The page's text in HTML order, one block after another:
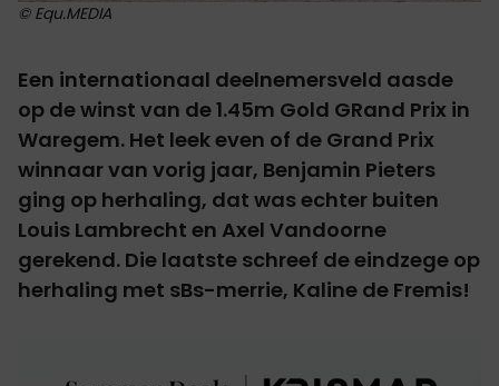
© Equ.MEDIA
Een internationaal deelnemersveld aasde
op de winst van de 1.45m Gold GRand Prix in
Waregem. Het leek even of de Grand Prix
winnaar van vorig jaar, Benjamin Pieters
ging op herhaling, dat was echter buiten
Louis Lambrecht en Axel Vandoorne
gerekend. Die laatste schreef de eindzege op
herhaling met sBs-merrie, Kaline de Fremis!